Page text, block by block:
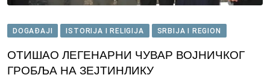
DOGAĐAJI ISTORIJA I RELIGIJA SRBIJA I REGION
ОТИШАО ЛЕГЕНАРНИ ЧУВАР ВОЈНИЧКОГ
ГРОБЉА НА ЗЕЈТИНЛИКУ